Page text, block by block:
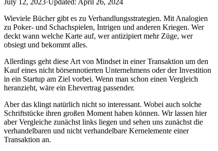
Wieviele Bücher gibt es zu Verhandlungsstrategien. Mit Analogien
zu Poker- und Schachspielen, Intrigen und anderen Kriegen. Wer
deckt wann welche Karte auf, wer antizipiert mehr Züge, wer
obsiegt und bekommt alles.
Allerdings geht diese Art von Mindset in einer Transaktion um den
Kauf eines nicht börsennotierten Unternehmens oder der Investition
in ein Startup am Ziel vorbei. Wenn man schon einen Vergleich
heranzieht, wäre ein Ehevertrag passender.
Aber das klingt natürlich nicht so interessant. Wobei auch solche
Schriftstücke ihren großen Moment haben können. Wir lassen hier
aber Vergleiche zunächst links liegen und sehen uns zunächst die
verhandelbaren und nicht verhandelbare Kernelemente einer
Transaktion an.